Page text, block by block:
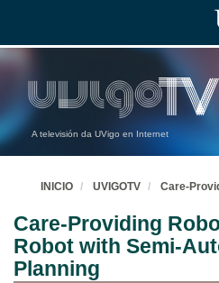
A televisión da UVigo en Internet
INICIO UVIGOTV Care-
Care-Providing
Robot with Semi-
Planning